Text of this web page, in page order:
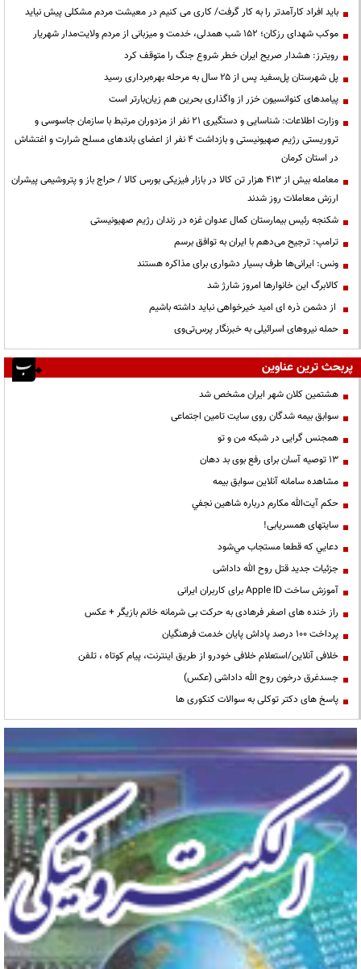
باید افراد کارآمدتر را به کار گرفت/ کاری می کنیم در معیشت مردم مشکلی پیش نیاید
موکب شهدای رزکان؛ ۱۵۲ شب همدلی، خدمت و میزبانی از مردم ولایت‌مدار شهریار
رویترز: هشدار صریح ایران خطر شروع جنگ را متوقف کرد
پل شهرستان پل‌سفید پس از ۲۵ سال به مرحله بهره‌برداری رسید
پیامدهای کنوانسیون خزر از واگذاری بحرین هم زیان‌بارتر است
وزارت اطلاعات: شناسایی و دستگیری ۲۱ نفر از مزدوران مرتبط با سازمان جاسوسی و
تروریستی رژیم صهیونیستی و بازداشت ۴ نفر از اعضای باندهای مسلح شرارت و اغتشاش
در استان کرمان
معامله بیش از ۴۱۳ هزار تن کالا در بازار فیزیکی بورس کالا / حراج باز و پتروشیمی پیشران
ارزش معاملات روز شدند
شکنجه رئیس بیمارستان کمال عدوان غزه در زندان رژیم صهیونیستی
ترامپ: ترجیح می‌دهم با ایران به توافق برسم
ونس: ایرانی‌ها طرف بسیار دشواری برای مذاکره هستند
کالابرگ این خانوارها امروز شارژ شد
از دشمن ذره ای امید خیرخواهی نباید داشته باشیم
حمله نیروهای اسرائیلی به خبرنگار پرس‌تی‌وی
پربحث ترین عناوین
هشتمین کلان شهر ایران مشخص شد
سوابق بیمه شدگان روی سایت تامین اجتماعی
همجنس گرایی در شبکه من و تو
13 توصیه آسان برای رفع بوی بد دهان
مشاهده سامانه آنلاين سوابق بیمه
حكم آيت‌الله مكارم درباره شاهين نجفي
سایتهای همسریابی!
دعايي كه قطعا مستجاب مي‌شود
جزئیات جدید قتل روح الله داداشی
آموزش ساخت Apple ID برای کاربران ایرانی
راز خنده های اصغر فرهادی به حرکت بی شرمانه خانم بازیگر + عکس
پرداخت ۱۰۰ درصد پاداش پایان خدمت فرهنگیان
خلافی آنلاین/استعلام خلافی خودرو از طریق اینترنت، پیام کوتاه ، تلفن
جسدغرق درخون روح الله داداشی (عکس)
پاسخ های دکتر توکلی به سوالات کنکوری ها